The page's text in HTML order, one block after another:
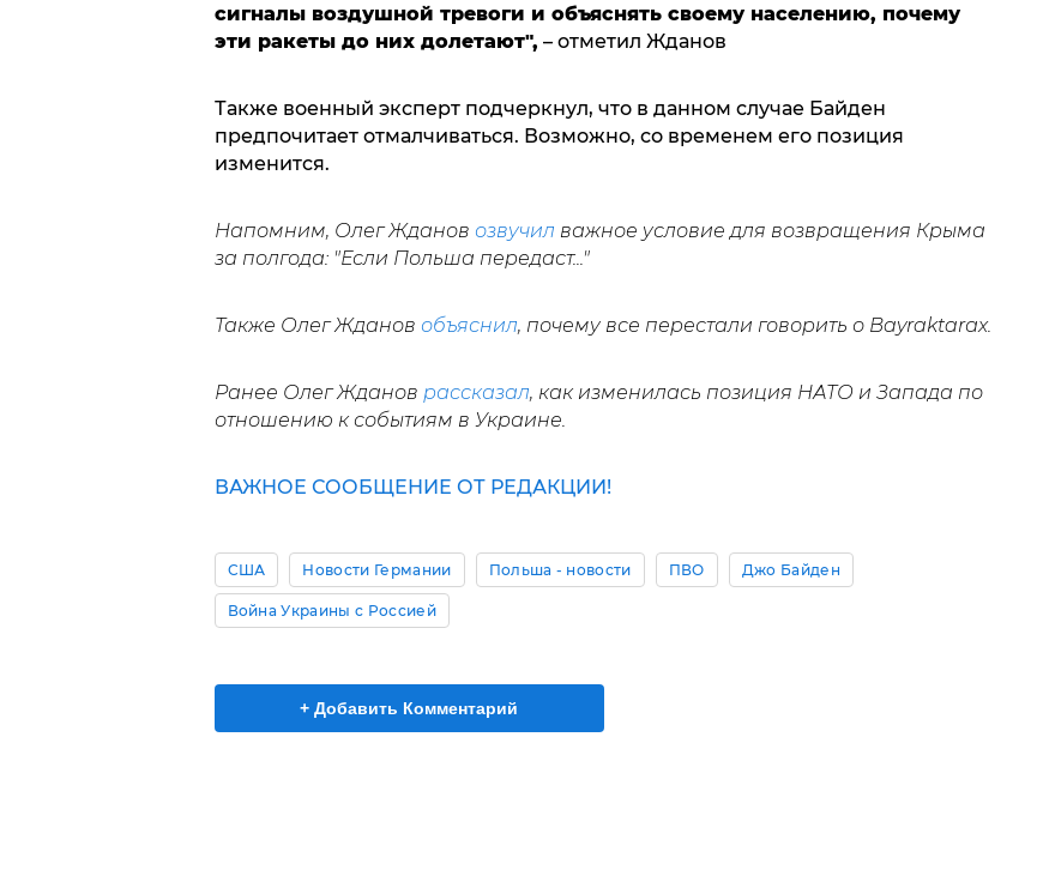
сигналы воздушной тревоги и объяснять своему населению, почему
эти ракеты до них долетают", – отметил Жданов
Также военный эксперт подчеркнул, что в данном случае Байден
предпочитает отмалчиваться. Возможно, со временем его позиция
изменится.
Напомним, Олег Жданов озвучил важное условие для возвращения Крыма
за полгода: "Если Польша передаст..."
Также Олег Жданов объяснил, почему все перестали говорить о Bayraktarах.
Ранее Олег Жданов рассказал, как изменилась позиция НАТО и Запада по
отношению к событиям в Украине.
ВАЖНОЕ СООБЩЕНИЕ ОТ РЕДАКЦИИ!
США Новости Германии Польша - новости ПВО Джо Байден
Война Украины с Россией
+ Добавить Комментарий